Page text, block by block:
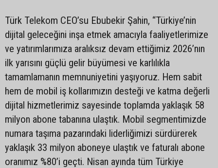
Türk Telekom CEO’su Ebubekir Şahin, “Türkiye’nin
dijital geleceğini inşa etmek amacıyla faaliyetlerimize
ve yatırımlarımıza aralıksız devam ettiğimiz 2026’nın
ilk yarısını güçlü gelir büyümesi ve karlılıkla
tamamlamanın memnuniyetini yaşıyoruz. Hem sabit
hem de mobil iş kollarımızın desteği ve katma değerli
dijital hizmetlerimiz sayesinde toplamda yaklaşık 58
milyon abone tabanına ulaştık. Mobil segmentimizde
numara taşıma pazarındaki liderliğimizi sürdürerek
yaklaşık 33 milyon aboneye ulaştık ve faturalı abone
oranımız %80’i geçti. Nisan ayında tüm Türkiye